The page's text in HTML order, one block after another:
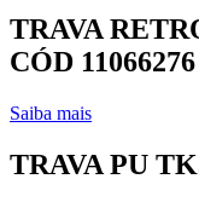
TRAVA
CÓD 11066276
Saiba mais
TRAVA PU